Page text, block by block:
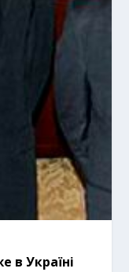
в Україні